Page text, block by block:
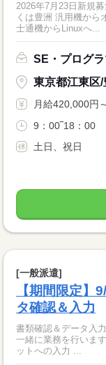
2026年7月23日新規募集中！ １，クレジット向け
くは豊洲 汎用機から
士通機からLinuxへ...
SE・プログラ
東京都江東区/
月給420,000円
9：00‾18：00
土日、祝日
[一般派遣]
【期間限定】
タ確認＆入力
書類確認＆データ入
一緒に業務を行います！ ＜業務内容＞ 〇書類確認 〇Excelフ
ットへの入力 ...